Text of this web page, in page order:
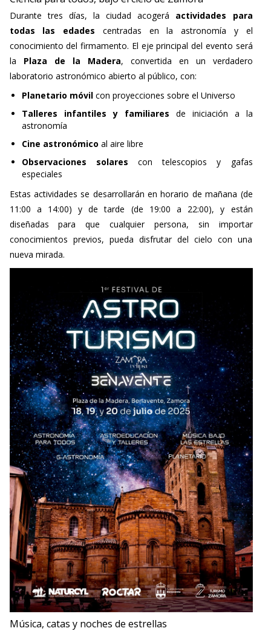
Durante tres días, la ciudad acogerá actividades para
todas las edades centradas en la astronomía y el
conocimiento del firmamento. El eje principal del evento será
la Plaza de la Madera, convertida en un verdadero
laboratorio astronómico abierto al público, con:
Planetario móvilcon proyecciones sobre el Universo
Talleres infantiles y familiares de iniciación a la
astronomía
Cine astronómico al aire libre
Observaciones solares con telescopios y gafas
especiales
Estas actividades se desarrollarán en horario de mañana (de
11:00 a 14:00) y de tarde (de 19:00 a 22:00), y están
diseñadas para que cualquier persona, sin importar
conocimientos previos, pueda disfrutar del cielo con una
nueva mirada.
Música, catas y noches de estrellas